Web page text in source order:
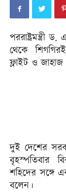
থেকে
ফ্লাইট ও
দুই দেশের
বৃহস্পতিবার
শহিদের সঙ্গে
বলেন।